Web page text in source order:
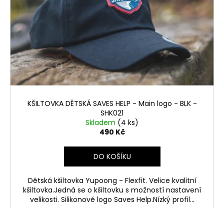
KŠILTOVKA DĚTSKÁ SAVES HELP - Main logo - BLK -
SHK021
Skladem (4 ks)
490 Kč
DO KOŠÍKU
Dětská kšiltovka Yupoong - Flexfit. Velice kvalitní
kšiltovka.Jedná se o kšiltovku s možností nastavení
velikosti. Silikonové logo Saves Help.Nízký profil...